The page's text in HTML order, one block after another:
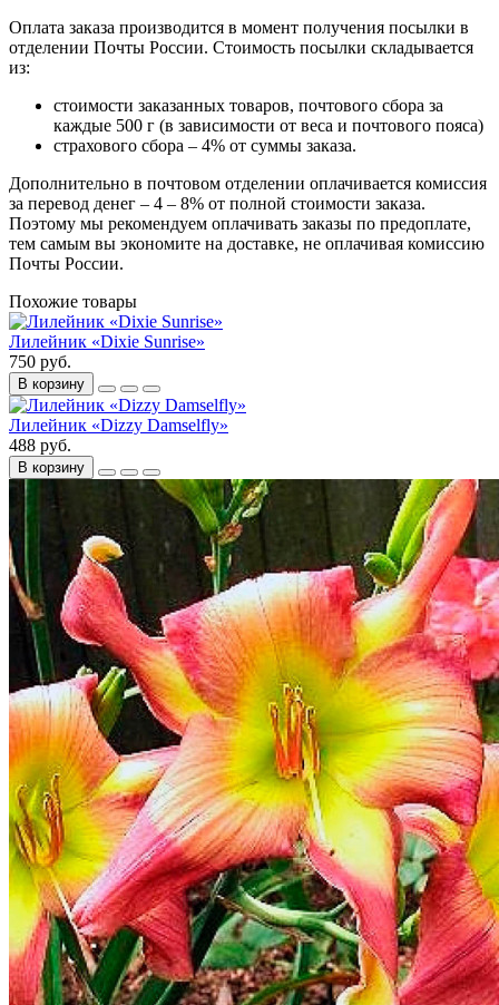
Оплата заказа производится в момент получения посылки в
отделении Почты России. Стоимость посылки складывается
из:
стоимости заказанных товаров, почтового сбора за
каждые 500 г (в зависимости от веса и почтового пояса)
страхового сбора – 4% от суммы заказа.
Дополнительно в почтовом отделении оплачивается комиссия
за перевод денег – 4 – 8% от полной стоимости заказа.
Поэтому мы рекомендуем оплачивать заказы по предоплате,
тем самым вы экономите на доставке, не оплачивая комиссию
Почты России.
Похожие товары
Лилейник «Dixie Sunrise»
750 руб.
В корзину
Лилейник «Dizzy Damselfly»
488 руб.
В корзину